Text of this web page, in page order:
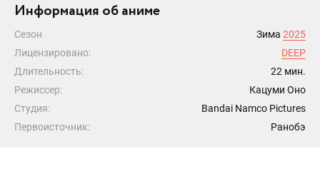
Информация об аниме
Сезон Зима 2025
Лицензировано:
DEEP
Длительность:
22 мин.
Режиссер:
Кацуми Оно
Студия:
Bandai Namco Pictures
Первоисточник:
Ранобэ